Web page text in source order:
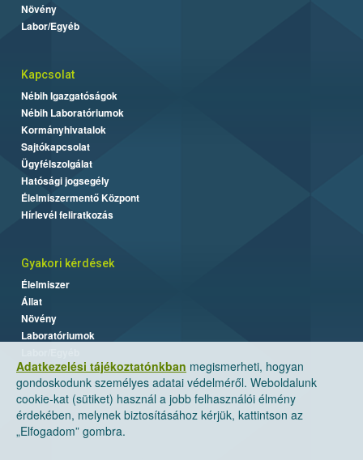
Adatkezelési tájékoztatónkban megismerheti, hogyan
gondoskodunk személyes adatai védelméről. Weboldalunk
cookie-kat (sütiket) használ a jobb felhasználói élmény
érdekében, melynek biztosításához kérjük, kattintson az
„Elfogadom” gombra.
Növény
Labor/Egyéb
Kapcsolat
Nébih Igazgatóságok
Nébih Laboratóriumok
Kormányhivatalok
Sajtókapcsolat
Ügyfélszolgálat
Hatósági jogsegély
Élelmiszermentő Központ
Hírlevél feliratkozás
Gyakori kérdések
Élelmiszer
Állat
Növény
Laboratóriumok